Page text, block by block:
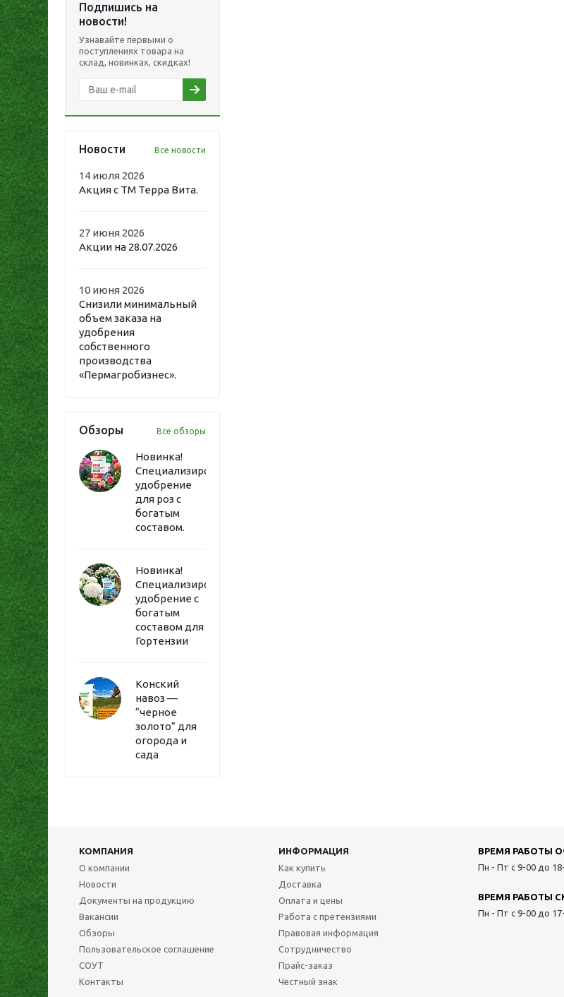
Подпишись на
новости!
Узнавайте первыми о
поступлениях товара на
склад, новинках, скидках!
Новости Все новости
14 июля 2026
Акция с ТМ Терра Вита.
27 июня 2026
Акции на 28.07.2026
10 июня 2026
Снизили минимальный
объем заказа на
удобрения
собственного
производства
«Пермагробизнес».
Обзоры Все обзоры
Новинка!
Специализированное
удобрение
для роз с
богатым
составом.
Новинка!
Специализированное
удобрение с
богатым
составом для
Гортензии
Конский
навоз —
“черное
золото” для
огорода и
сада
КОМПАНИЯ
ИНФОРМАЦИЯ
О компании
Новости
Документы на продукцию
Вакансии
Обзоры
Пользовательское соглашение
СОУТ
Контакты
Как купить
Доставка
Оплата и цены
Работа с претензиями
Правовая информация
Сотрудничество
Прайс-заказ
Честный знак
ВРЕМЯ РАБОТЫ
Пн - Пт с 9-00 до
ВРЕМЯ РАБОТЫ
Пн - Пт с 9-00 до